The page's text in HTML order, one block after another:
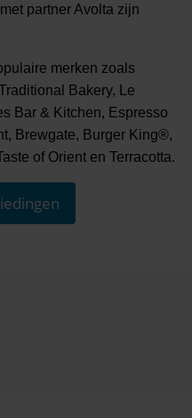
partner Avolta zijn
merken zoals
Bakery, Le
Bar & Kitchen, Espresso
Brewgate, Burger King®,
of Orient en Terracotta.